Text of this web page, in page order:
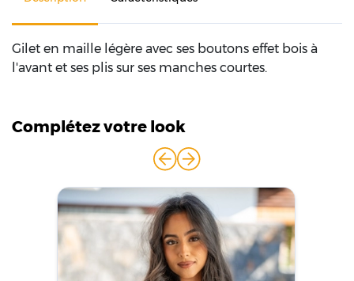
Gilet en maille légère avec ses boutons effet bois à
l'avant et ses plis sur ses manches courtes.
Complétez votre look